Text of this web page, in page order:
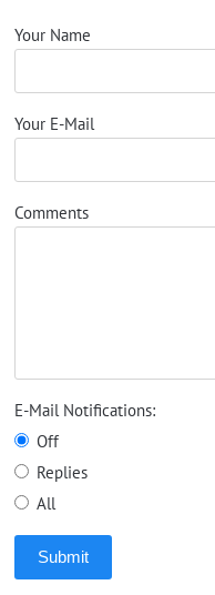
Your Name
Your E-Mail
Comments
E-Mail Notifications:
Off
Replies
All
Submit